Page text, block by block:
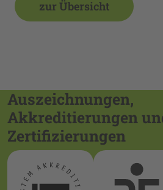
zur Übersicht
Auszeichnungen,
Akkreditierungen
Zertifizierungen